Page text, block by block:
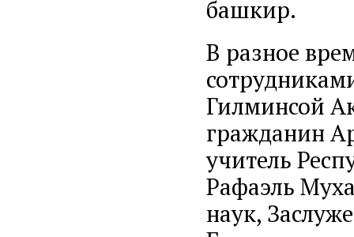
башкир.
В разное
Гилминсой
гражданин
учитель
Рафаэль
наук,